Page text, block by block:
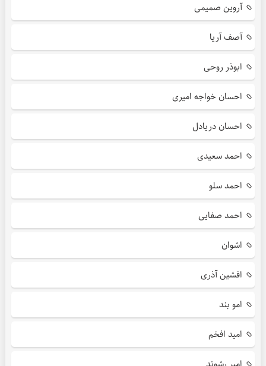
آروین صمیمی
آصف آریا
ابوذر روحی
احسان خواجه امیری
احسان دریادل
احمد سعیدی
احمد سلو
احمد صفایی
اشوان
افشین آذری
امو بند
امید افخم